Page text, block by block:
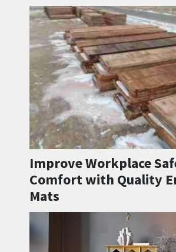
Improve Workplace
Comfort with Quality
Mats